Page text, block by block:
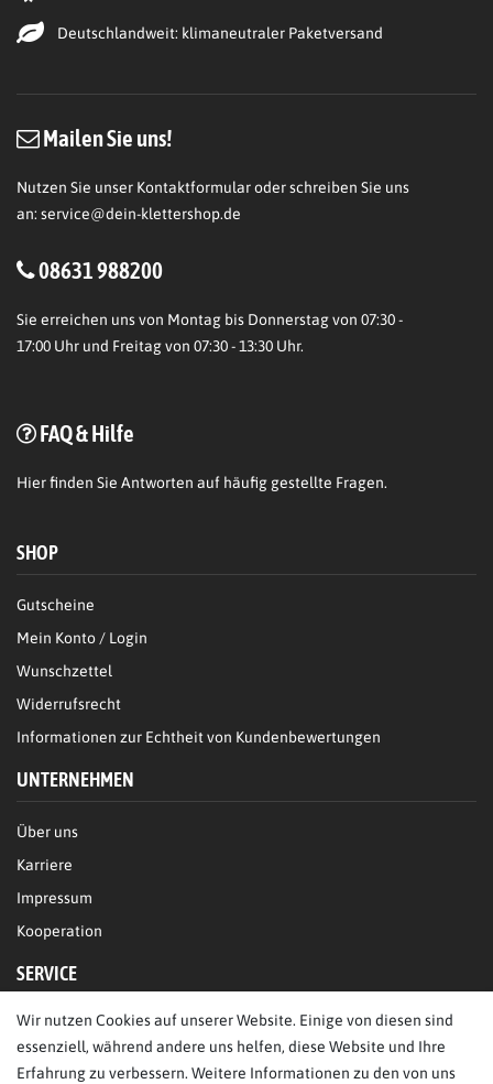
Deutschlandweit: klimaneutraler Paketversand
Mailen Sie uns!
Nutzen Sie unser Kontaktformular oder schreiben Sie uns
an: service@dein-klettershop.de
08631 988200
Sie erreichen uns von Montag bis Donnerstag von 07:30 -
17:00 Uhr und Freitag von 07:30 - 13:30 Uhr.
FAQ & Hilfe
Hierfinden Sie Antworten auf häufig gestellte Fragen.
SHOP
Gutscheine
Mein Konto / Login
Wunschzettel
Widerrufsrecht
Informationen zur Echtheit von Kundenbewertungen
UNTERNEHMEN
Über uns
Karriere
Impressum
Kooperation
SERVICE
FAQ/Hilfe
Wir nutzen Cookies auf unserer Website. Einige von diesen sind
essenziell, während andere uns helfen, diese Website und Ihre
Erfahrung zu verbessern. Weitere Informationen zu den von uns